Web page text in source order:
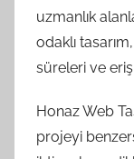
uzmanlık
odaklı
süreleri ve
Honaz Web
projeyi